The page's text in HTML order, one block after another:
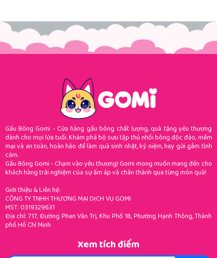
Gấu Bông Gomi - Cửa hàng gấu bông chất lượng, quà tặng yêu thương
dành cho mọi lứa tuổi. Khám phá bộ sưu tập thú nhồi bông độc đáo, mềm
mại và an toàn, hoàn hảo để làm quà sinh nhật, kỷ niệm, hay gửi gắm tình
cảm.
Gấu Bông Gomi - Chạm vào yêu thương! Gomi mong muốn mang đến cho
khách hàng trải nghiệm của sự ấm áp và chân thành qua từng món quà!
Giới thiệu & Liên hệ:
CÔNG TY TNHH THƯƠNG MẠI DỊCH VỤ GOMI
MST: 0319329631
Địa chỉ: 717, Đường Phan Văn Trị, Khu Phố 18, Phường Hạnh Thông, Thành
phố Hồ Chí Minh
Xem tích điểm